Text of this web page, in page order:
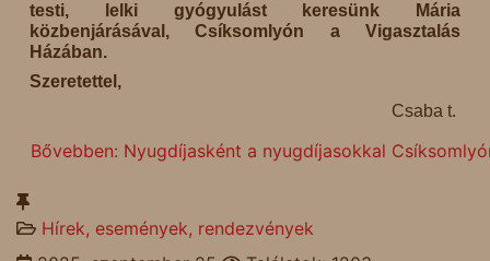
testi, lelki gyógyulást keresünk Mária
közbenjárásával, Csíksomlyón a Vigasztalás
Házában.
Szeretettel,
Csaba t.
Bővebben: Nyugdíjasként a nyugdíjasokkal
Hírek, események, rendezvények